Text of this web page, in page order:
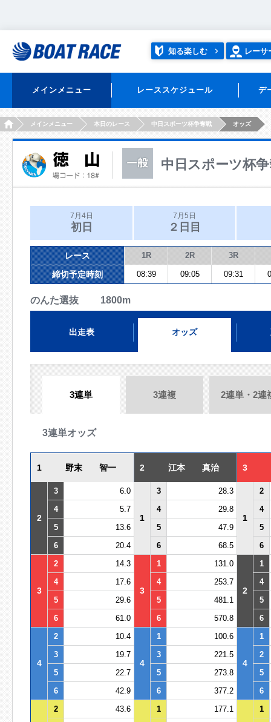
知る楽しむ レーサ
メインメニュー レーススケジュール デ
HOMEメインメニュー 本日のレース 中日スポーツ杯争奪戦 オッズ
中日スポーツ杯
7月4日
初日
7月5日
２日目
レース 1R 2R 3R
締切予定時刻 08:39 09:05 09:31
のんた選抜 1800m
出走表 オッズ
3連単 3連複 2連単・2連
3連単オッズ
1 野末 智一 2 江本 真治 3
2
3 6.0
1
3 28.3
1
2
4
5.7 4 29.8
4
5
13.6 5 47.9
5
6
20.4 6 68.5 6
3
2 14.3
3
1 131.0
2
1
4
17.6 4 253.7
4
5
29.6 5 481.1
5
6
61.0 6 570.8 6
4
2 10.4
4
1 100.6
4
1
3
19.7 3 221.5
2
5
22.7 5 273.8
5
6
42.9 6 377.2 6
2 43.6 1 177.1
1